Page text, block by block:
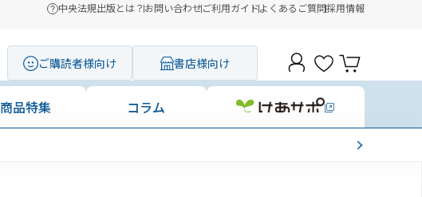
中央法規出版とは？お問い合わせご利用ガイドよくあるご質問採用情報
ご購読者様向け 書店様向け
商品特集 コラム